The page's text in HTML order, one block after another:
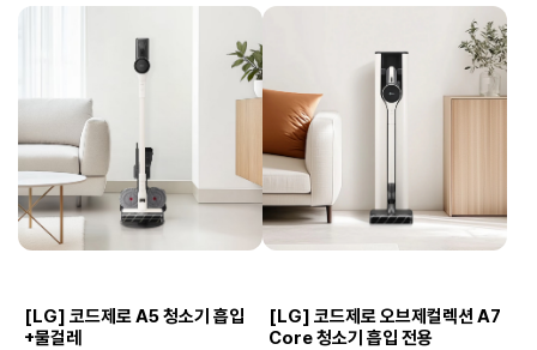
[LG] 코드제로 A5 청소기 흡입
+물걸레
[LG] 코드제로 오브제컬렉션 A7
Core 청소기 흡입 전용